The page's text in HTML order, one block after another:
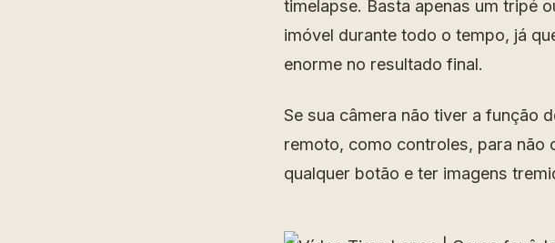
timelapse. Basta apenas um tripé
imóvel durante todo o tempo, já
enorme no resultado final.
Se sua câmera não tiver a função
remoto, como controles, para não
qualquer botão e ter imagens